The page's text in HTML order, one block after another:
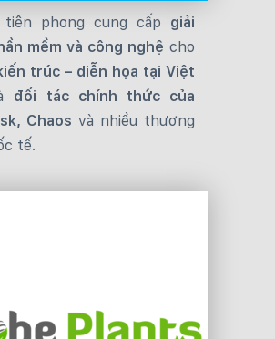
phong cung cấp giải
mềm và công nghệ cho
trúc – diễn họa tại Việt
đối tác chính thức của
Chaos và nhiều thương
tế.